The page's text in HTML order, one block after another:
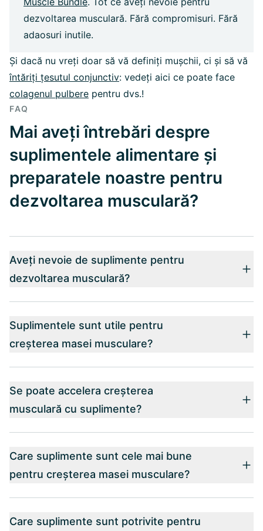
dezvoltarea musculară. Fără compromisuri. Fără
adaosuri inutile.
Și dacă nu vreți doar să vă definiți mușchii, ci și să vă
întăriți țesutul conjunctiv: vedeți aici ce poate face
colagenul pulbere pentru dvs.!
FAQ
Mai aveți întrebări despre
suplimentele alimentare și
preparatele noastre pentru
dezvoltarea musculară?
Aveți nevoie de suplimente pentru
dezvoltarea musculară?
Suplimentele sunt utile pentru
creșterea masei musculare?
Se poate accelera creșterea
musculară cu suplimente?
Care suplimente sunt cele mai bune
pentru creșterea masei musculare?
Care suplimente sunt potrivite pentru